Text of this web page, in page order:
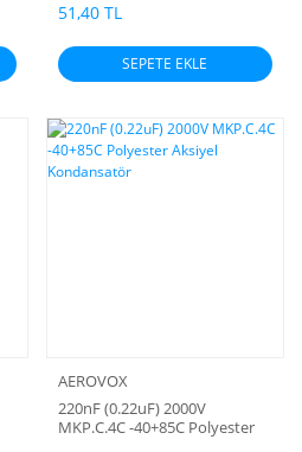
51,40 TL
SEPETE EKLE
AEROVOX
220nF (0.22uF) 2000V
MKP.C.4C -40+85C Polyester